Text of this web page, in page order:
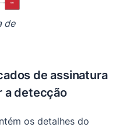
de
de assinatura
a detecção
os detalhes do